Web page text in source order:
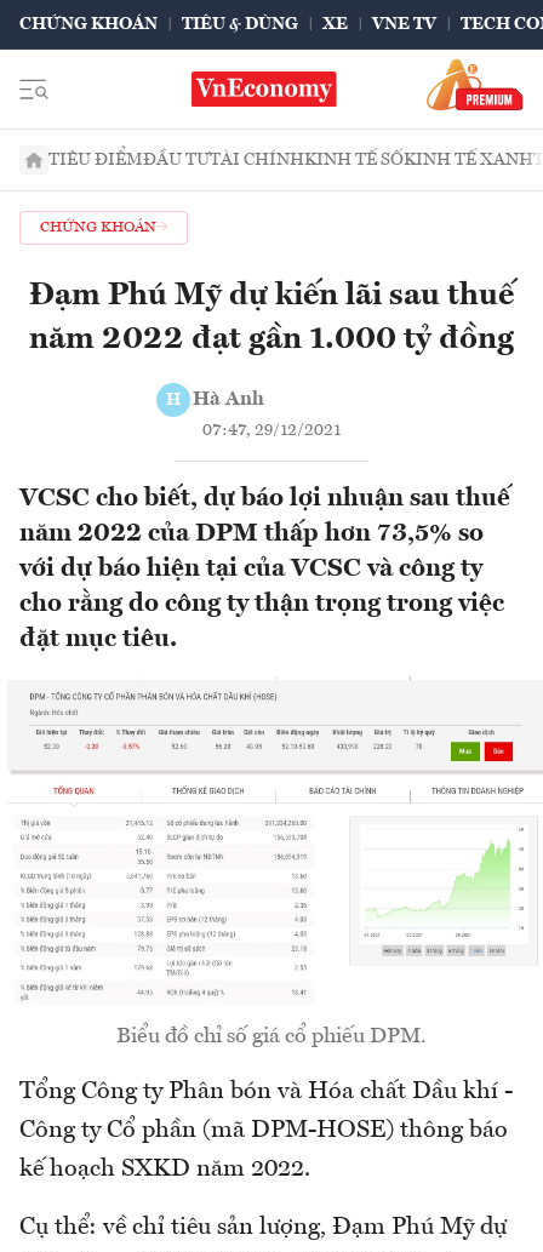
CHỨNG KHOÁN TIÊU & DÙNG XE VNE TV TECH
TIÊU ĐIỂMĐẦU TƯTÀI CHÍNHKINH TẾ SỐKINH TẾ XANH
CHỨNG KHOÁN
Đạm Phú Mỹ dự kiến lãi sau thuế
năm 2022 đạt gần 1.000 tỷ đồng
H Hà Anh
07:47, 29/12/2021
VCSC cho biết, dự báo lợi nhuận sau thuế
năm 2022 của DPM thấp hơn 73,5% so
với dự báo hiện tại của VCSC và công ty
cho rằng do công ty thận trọng trong việc
đặt mục tiêu.
Biểu đồ chỉ số giá cổ phiếu DPM.
Tổng Công ty Phân bón và Hóa chất Dầu khí -
Công ty Cổ phần (mã DPM-HOSE) thông báo
kế hoạch SXKD năm 2022.
Cụ thể: về chỉ tiêu sản lượng, Đạm Phú Mỹ dự